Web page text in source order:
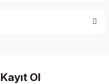
ederiz. Ol